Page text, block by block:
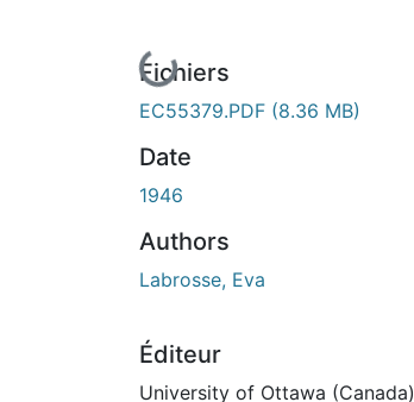
En cours de chargement...
Fichiers
EC55379.PDF (8.36 MB)
Date
1946
Authors
Labrosse, Eva
Éditeur
University of Ottawa (Canada)